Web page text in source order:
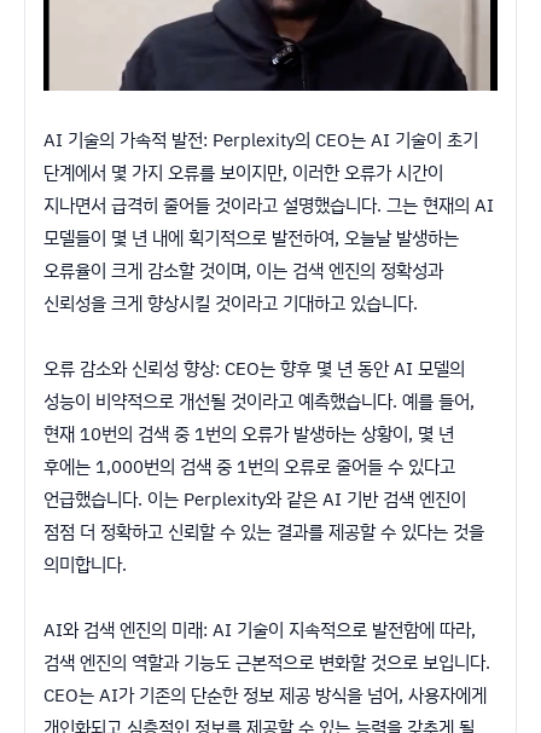
AI 기술의 가속적 발전: Perplexity의 CEO는 AI 기술이 초기
단계에서 몇 가지 오류를 보이지만, 이러한 오류가 시간이
지나면서 급격히 줄어들 것이라고 설명했습니다. 그는 현재의 AI
모델들이 몇 년 내에 획기적으로 발전하여, 오늘날 발생하는
오류율이 크게 감소할 것이며, 이는 검색 엔진의 정확성과
신뢰성을 크게 향상시킬 것이라고 기대하고 있습니다.
오류 감소와 신뢰성 향상: CEO는 향후 몇 년 동안 AI 모델의
성능이 비약적으로 개선될 것이라고 예측했습니다. 예를 들어,
현재 10번의 검색 중 1번의 오류가 발생하는 상황이, 몇 년
후에는 1,000번의 검색 중 1번의 오류로 줄어들 수 있다고
언급했습니다. 이는 Perplexity와 같은 AI 기반 검색 엔진이
점점 더 정확하고 신뢰할 수 있는 결과를 제공할 수 있다는 것을
의미합니다.
AI와 검색 엔진의 미래: AI 기술이 지속적으로 발전함에 따라,
검색 엔진의 역할과 기능도 근본적으로 변화할 것으로 보입니다.
CEO는 AI가 기존의 단순한 정보 제공 방식을 넘어, 사용자에게